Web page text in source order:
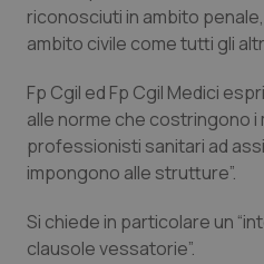
Provincia Autonoma
Puglia
Sardegna
Sicilia
Ipertensione &
Malattie rare
Malattia di Crohn &
Neuroscienze &
riconosciuti in ambito
ambito civile come tutti gli
Fp Cgil ed Fp Cgil Medici
alle norme che costringono i
professionisti sanitari ad
impongono alle strutture”.
Si chiede in particolare un
clausole vessatorie”.